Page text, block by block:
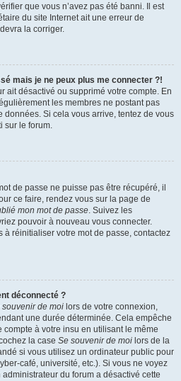
que vous n’avez pas été banni. Il est
du site Internet ait une erreur de
la corriger.
mais je ne peux plus me connecter ?!
ait désactivé ou supprimé votre compte. En
les membres ne postant pas
Si cela vous arrive, tentez de vous
sur le forum.
de passe ne puisse pas être récupéré, il
ce faire, rendez vous sur la page de
mon mot de passe. Suivez les
pouvoir à nouveau vous connecter.
à réinitialiser votre mot de passe, contactez
déconnecté ?
souvenir de moi lors de votre connexion,
une durée déterminée. Cela empêche
compte à votre insu en utilisant le même
la case Se souvenir de moi lors de la
si vous utilisez un ordinateur public pour
café, université, etc.). Si vous ne voyez
du forum a désactivé cette